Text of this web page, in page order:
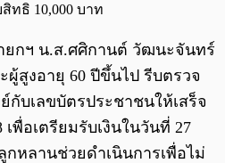
ทธิ 10,000 บาท
ยกฯ น.ส.ศศิกานต์ วัฒนะจันทร์
สูงอายุ 60 ปีขึ้นไป รีบตรวจ
บเลขบัตรประชาชนให้เสร็จ
พื่อเตรียมรับเงินในวันที่ 27
หลานช่วยดำเนินการเพื่อไม่